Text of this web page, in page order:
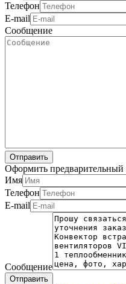
Телефон
E-mail
Сообщение
Оформить предварительный
Имя
Телефон
E-mail
Сообщение